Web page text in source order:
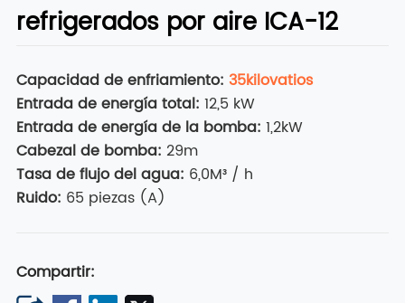
refrigerados por aire ICA-12
Capacidad de enfriamiento:35kilovatios
Entrada de energía total:12,5 kW
Entrada de energía de la bomba: 1,2kW
Cabezal de bomba: 29m
Tasa de flujo del agua: 6,0M³ / h
Ruido: 65 piezas (A)
Compartir: